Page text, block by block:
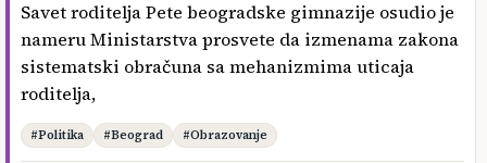
Savet roditelja Pete beogradske gimnazije osudio je
nameru Ministarstva prosvete da izmenama zakona
sistematski obračuna sa mehanizmima uticaja
roditelja,
#Politika #Beograd #Obrazovanje